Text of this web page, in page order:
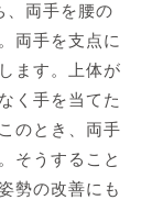
、両手を腰の
両手を支点に
ます。上体が
く手を当てた
のとき、両手
そうすること
勢の改善にも